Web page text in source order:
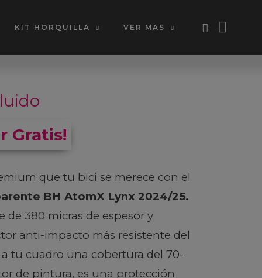
KIT HORQUILLA VER MAS
Gratis!
que tu bici se merece con el
BH AtomX Lynx 2024/25.
380 micras de espesor y
anti-impacto más resistente del
tu cuadro una cobertura del 70-
de pintura, es una protección